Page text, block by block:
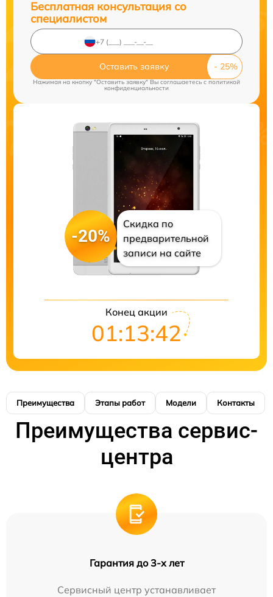
Бесплатная консультация со
специалистом
Оставить заявку
Нажимая на кнопку "Оставить заявку" Вы соглашаетесь c политикой
конфиденциальности
-20%
Скидка по
предварительной
записи на сайте
Конец акции
01:13:41
Преимущества Этапы работ Модели Контакты
Преимущества сервис-
центра
Гарантия до 3-х лет
Сервисный центр устанавливает